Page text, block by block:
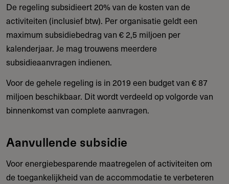
De regeling subsidieert 20% van de kosten van de
activiteiten (inclusief btw). Per organisatie geldt een
maximum subsidiebedrag van € 2,5 miljoen per
kalenderjaar. Je mag trouwens meerdere
subsidieaanvragen indienen.
Voor de gehele regeling is in 2019 een budget van € 87
miljoen beschikbaar. Dit wordt verdeeld op volgorde van
binnenkomst van complete aanvragen.
Aanvullende subsidie
Voor energiebesparende maatregelen of activiteiten om
de toegankelijkheid van de accommodatie te verbeteren